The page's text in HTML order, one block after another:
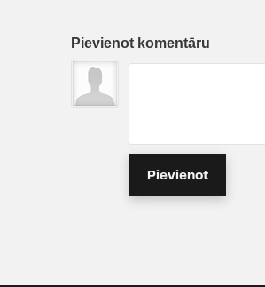
Pievienot komentāru
Pievienot